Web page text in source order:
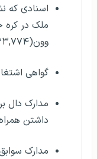
اسنادی که
وون(۲۳,۷۷۴ دلار) است
گواهی
مدارک دال
داشتن
مدارک